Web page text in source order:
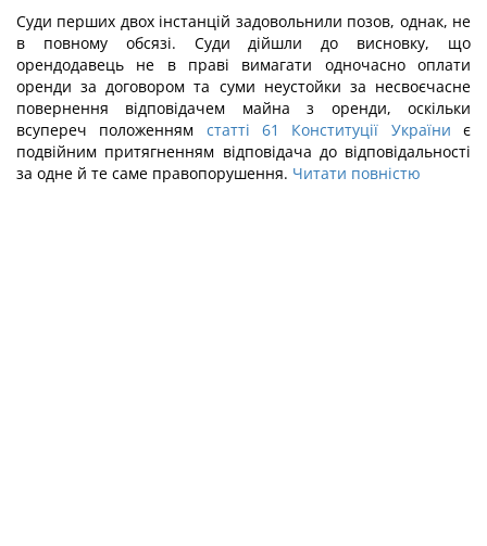
Суди перших двох інстанцій задовольнили позов, однак, не
в повному обсязі. Суди дійшли до висновку, що
орендодавець не в праві вимагати одночасно оплати
оренди за договором та суми неустойки за несвоєчасне
повернення відповідачем майна з оренди, оскільки
всупереч положенням статті 61 Конституції України є
подвійним притягненням відповідача до відповідальності
за одне й те саме правопорушення. Читати повністю